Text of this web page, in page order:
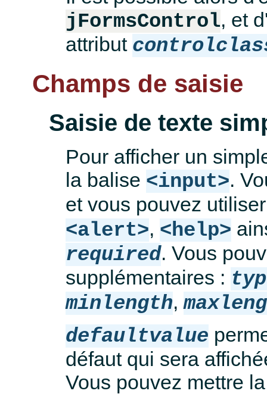
jFormsControl, et
attribut
Champs de saisie
Saisie de texte
Pour afficher un
la balise <input>.
et vous pouvez
<alert>, <help>
required. Vous
supplémentaires :
minlength,
defaultvalue
défaut qui sera
Vous pouvez mettre